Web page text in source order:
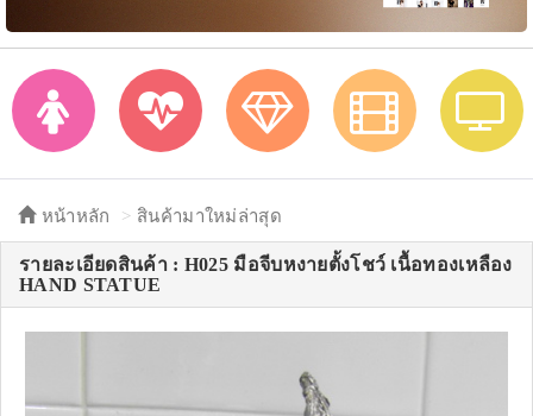
หน้าหลัก สินค้ามาใหม่ล่าสุด
รายละเอียดสินค้า : H025 มือจีบหงายตั้งโชว์ เนื้อทองเหลือง
HAND STATUE